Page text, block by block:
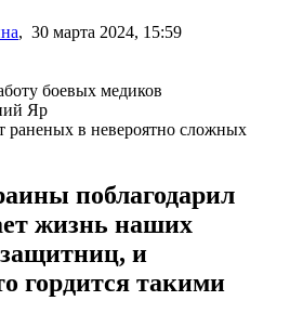
, 30 марта 2024, 15:59
Яр
раненых в невероятно сложных
поблагодарил
жизнь наших
и
гордится такими